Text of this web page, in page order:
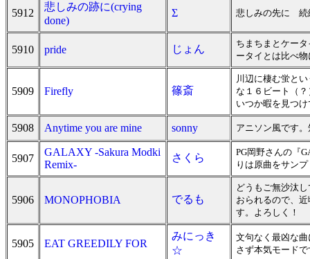
5912
悲しみの跡に(crying
done)
Σ 悲しみの先に 続
5910 pride じょん
ちまちまとケー
ータイとは比べ
5909 Firefly 篠斎
川辺に棲む蛍と
な１６ビート（
いつか暇を見つ
5908 Anytime you are mine sonny アニソン風です
5907
GALAXY -Sakura Modki
Remix-
さくら
PG岡野さんの『
りは原曲をサン
5906 MONOPHOBIA でるも
どうもご無沙汰
おられるので、
す。よろしく！
5905 EAT GREEDILY FOR
みにっき
☆
文句なく最凶な
さず本気モード